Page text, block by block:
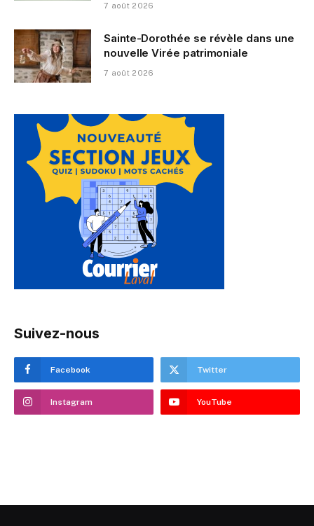
7 août 2026
Sainte-Dorothée se révèle dans une
nouvelle Virée patrimoniale
7 août 2026
Suivez-nous
Facebook Twitter
Instagram YouTube